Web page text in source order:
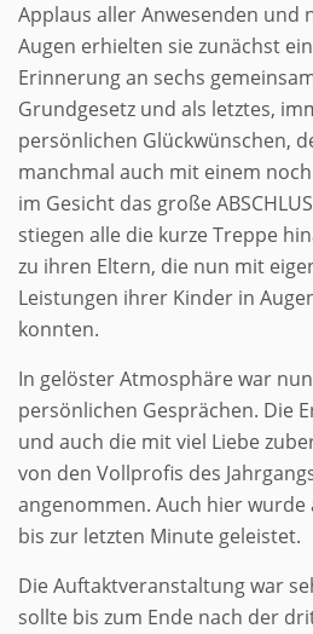
Applaus aller Anwesenden und
Augen erhielten sie zunächst
Erinnerung an sechs
Grundgesetz und als letztes,
persönlichen Glückwünschen,
manchmal auch mit einem
im Gesicht das große
stiegen alle die kurze Treppe
zu ihren Eltern, die nun mit
Leistungen ihrer Kinder in
konnten.
In gelöster Atmosphäre war
persönlichen Gesprächen. Die
und auch die mit viel Liebe
von den Vollprofis des
angenommen. Auch hier wurde
bis zur letzten Minute geleistet.
Die Auftaktveranstaltung war
sollte bis zum Ende nach der